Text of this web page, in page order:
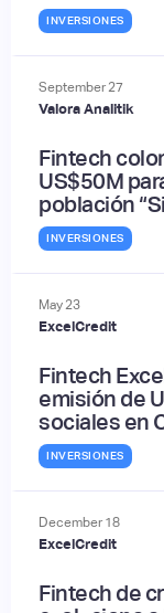
INVERSIONES
September 27
Valora Analitik
Fintech
US$50M
población
INVERSIONES
May 23
ExcelCredit
Fintech
emisión de
sociales en
INVERSIONES
December 18
ExcelCredit
Fintech de